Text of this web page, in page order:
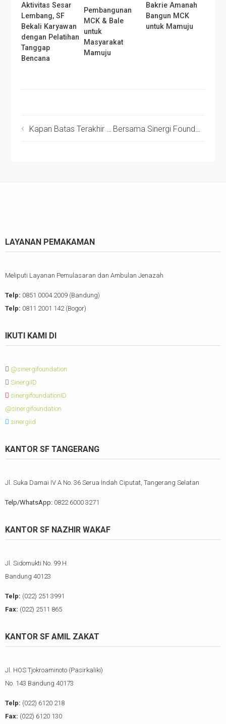
Aktivitas Sesar
Lembang, SF
Bekali Karyawan
dengan Pelatihan
Tanggap
Bencana
Pembangunan
MCK & Bale
untuk
Masyarakat
Mamuju
Bakrie Amanah
Bangun MCK
untuk Mamuju
Kapan Batas Terakhir Menyembelih Kurban?
LAYANAN PEMAKAMAN
Meliputi Layanan Pemulasaran dan Ambulan Jenazah
Telp: 0851 0004 2009 (Bandung)
Telp: 0811 2001 142 (Bogor)
IKUTI KAMI DI
@sinergifoundation
SinergiID
sinergifoundationID
@sinergifoundation
sinergiid
KANTOR SF TANGERANG
Jl. Suka Damai IV A No. 36 Serua Indah Ciputat, Tangerang Selatan
Telp/WhatsApp: 0822 6000 3271
KANTOR SF NAZHIR WAKAF
Jl. Sidomukti No. 99 H
Bandung 40123
Telp: (022) 251 3991
Fax: (022) 2511 865
KANTOR SF AMIL ZAKAT
Jl. HOS Tjokroaminoto (Pasirkaliki)
No. 143 Bandung 40173
Telp: (022) 6120 218
Fax: (022) 6120 130